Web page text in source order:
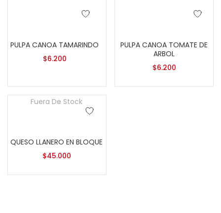
PULPA CANOA TAMARINDO
$6.200
PULPA CANOA TOMATE DE
ARBOL
$6.200
Fuera De Stock
QUESO LLANERO EN BLOQUE
$45.000